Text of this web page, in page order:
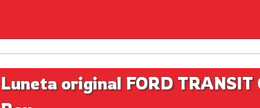
Luneta original FORD TRANSIT